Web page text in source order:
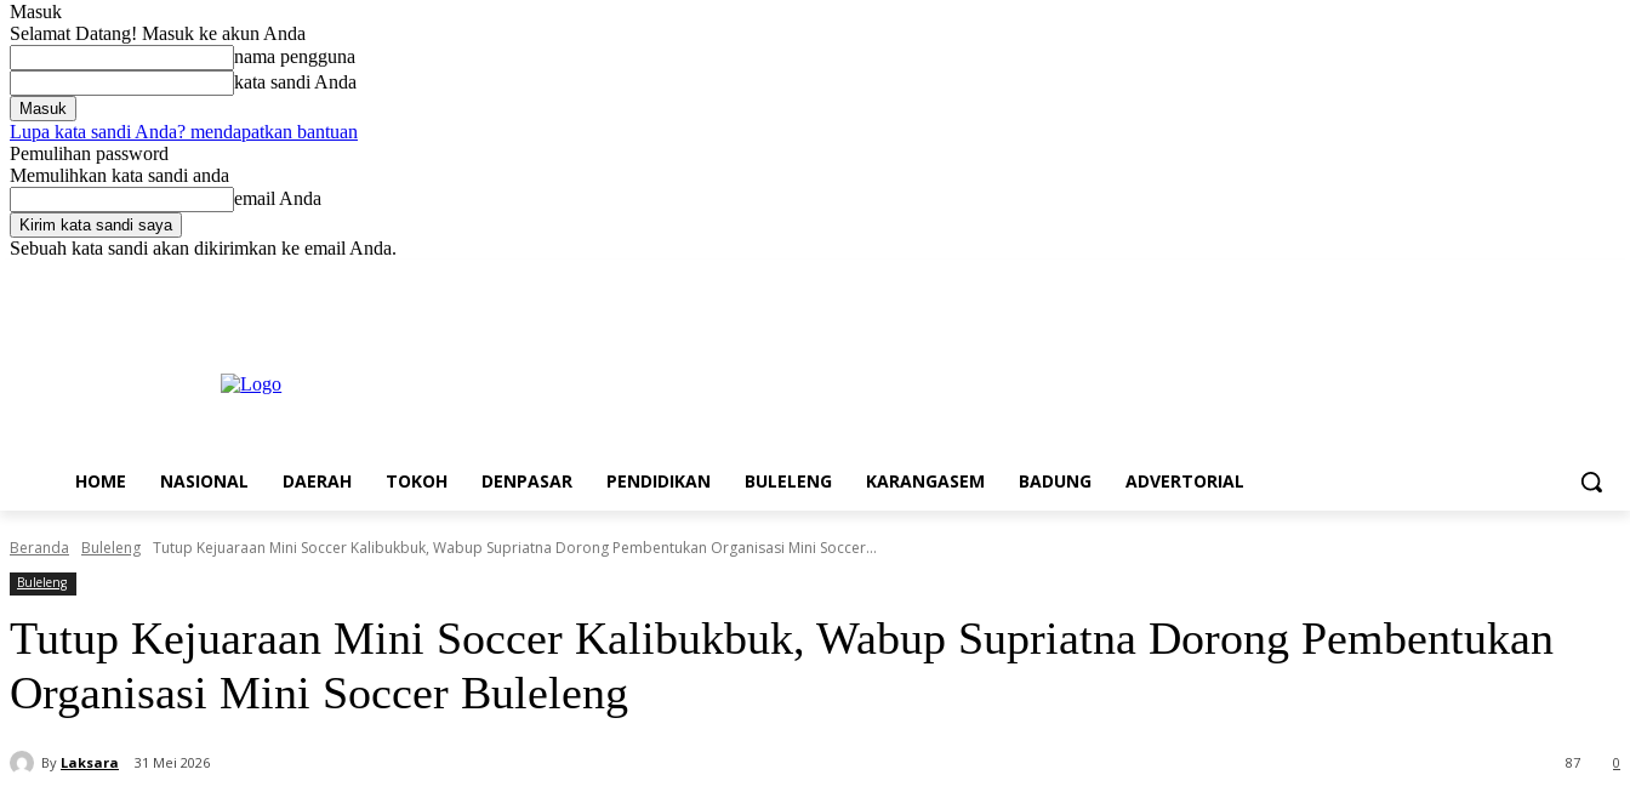
Masuk
Selamat Datang! Masuk ke akun Anda
nama pengguna
kata sandi Anda
Lupa kata sandi Anda? mendapatkan bantuan
Pemulihan password
Memulihkan kata sandi anda
email Anda
Sebuah kata sandi akan dikirimkan ke email Anda.
HOME NASIONAL DAERAH TOKOH DENPASAR PENDIDIKAN BULELENG KARANGASEM BADUNG ADVERTORIAL
Beranda Buleleng Tutup Kejuaraan Mini Soccer Kalibukbuk, Wabup Supriatna Dorong Pembentukan Organisasi Mini Soccer...
Buleleng
Tutup Kejuaraan Mini Soccer Kalibukbuk, Wabup Supriatna Dorong Pembentukan
Organisasi Mini Soccer Buleleng
By Laksara 31 Mei 2026 0
87